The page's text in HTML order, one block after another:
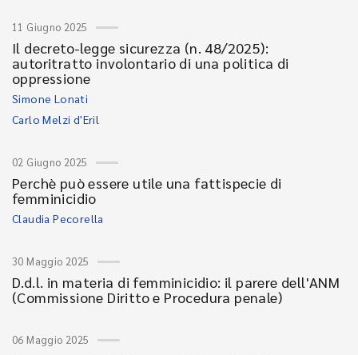
11 Giugno 2025
Il decreto-legge sicurezza (n. 48/2025):
autoritratto involontario di una politica di
oppressione
Simone Lonati
Carlo Melzi d'Eril
02 Giugno 2025
Perchè può essere utile una fattispecie di
femminicidio
Claudia Pecorella
30 Maggio 2025
D.d.l. in materia di femminicidio: il parere dell'ANM
(Commissione Diritto e Procedura penale)
06 Maggio 2025